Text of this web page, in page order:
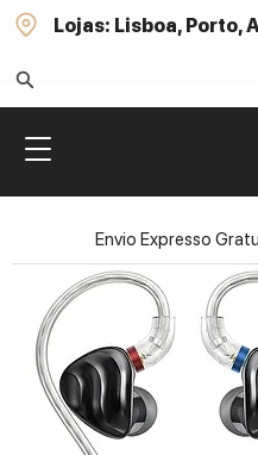
Lojas: Lisboa, Porto,
Envio Expresso